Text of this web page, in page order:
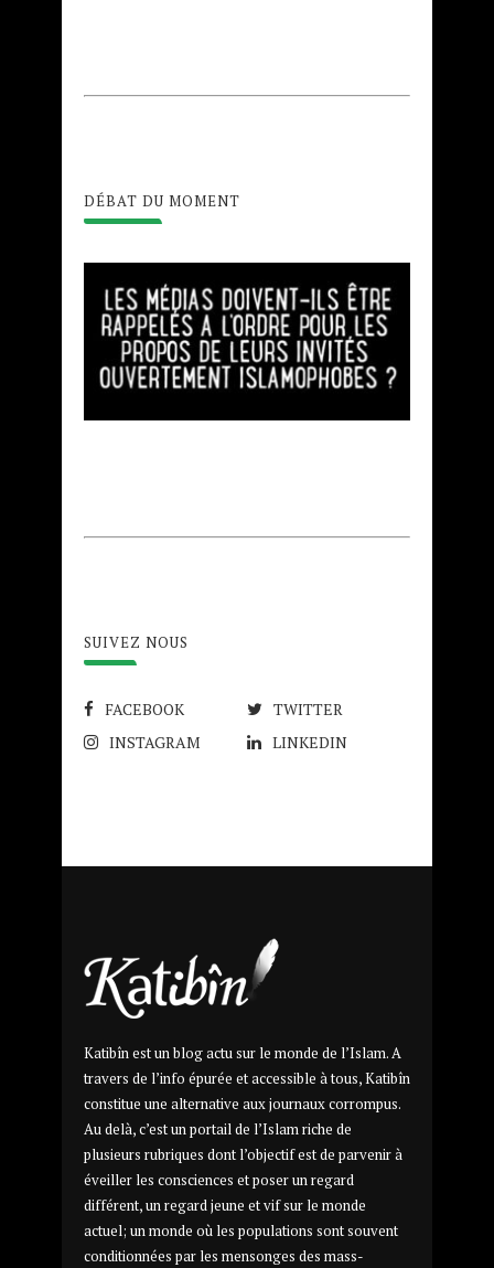
DÉBAT DU MOMENT
SUIVEZ NOUS
FACEBOOK
TWITTER
INSTAGRAM
LINKEDIN
Katibîn est un blog actu sur le monde de l’Islam. A
travers de l’info épurée et accessible à tous, Katibîn
constitue une alternative aux journaux corrompus.
Au delà, c’est un portail de l’Islam riche de
plusieurs rubriques dont l’objectif est de parvenir à
éveiller les consciences et poser un regard
différent, un regard jeune et vif sur le monde
actuel; un monde où les populations sont souvent
conditionnées par les mensonges des mass-